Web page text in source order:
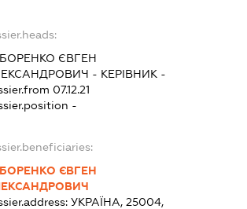
ЄВГЕН
- КЕРІВНИК -
07.12.21
-
ЄВГЕН
УКРАЇНА, 25004,